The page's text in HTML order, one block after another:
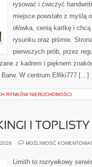
rysować i ćwiczyć
miejsce powstało z myślą
ołówka, cenią kartkę i
rysunku oraz piśmie.
pierwszych prób, przez
z kadrem i pięknem
W centrum Elfiki777 […]
RYNKÓW NIERUCHOMOŚCI
I TOPLISTY
MOŻLIWOŚĆ
Limith to rozrywkowy